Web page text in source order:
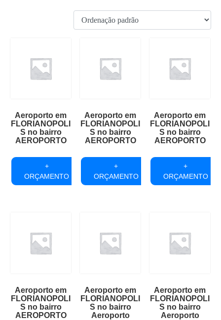
Aeroporto em
FLORIANOPOLI
S no bairro
AEROPORTO
+
ORÇAMENTO
Aeroporto em
FLORIANOPOLI
S no bairro
AEROPORTO
+
ORÇAMENTO
Aeroporto em
FLORIANOPOLI
S no bairro
AEROPORTO
+
ORÇAMENTO
Aeroporto em
FLORIANOPOLI
S no bairro
AEROPORTO
Aeroporto em
FLORIANOPOLI
S no bairro
Aeroporto
Aeroporto em
FLORIANOPOLI
S no bairro
Aeroporto